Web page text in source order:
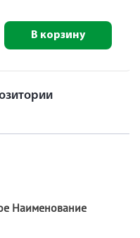
В корзину
Наименование